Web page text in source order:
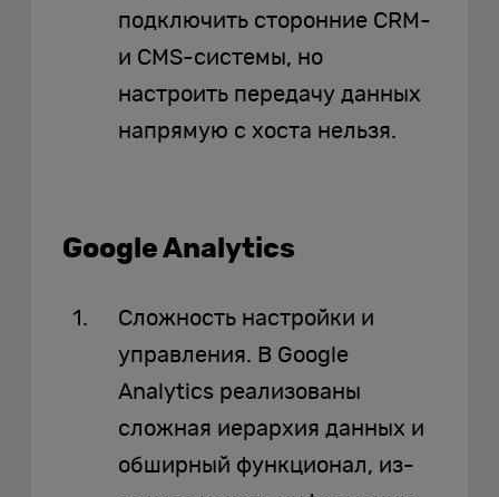
подключить сторонние CRM-
и CMS-системы, но
настроить передачу данных
напрямую с хоста нельзя.
Google Analytics
Сложность настройки и
управления. В Google
Analytics реализованы
сложная иерархия данных и
обширный функционал, из-